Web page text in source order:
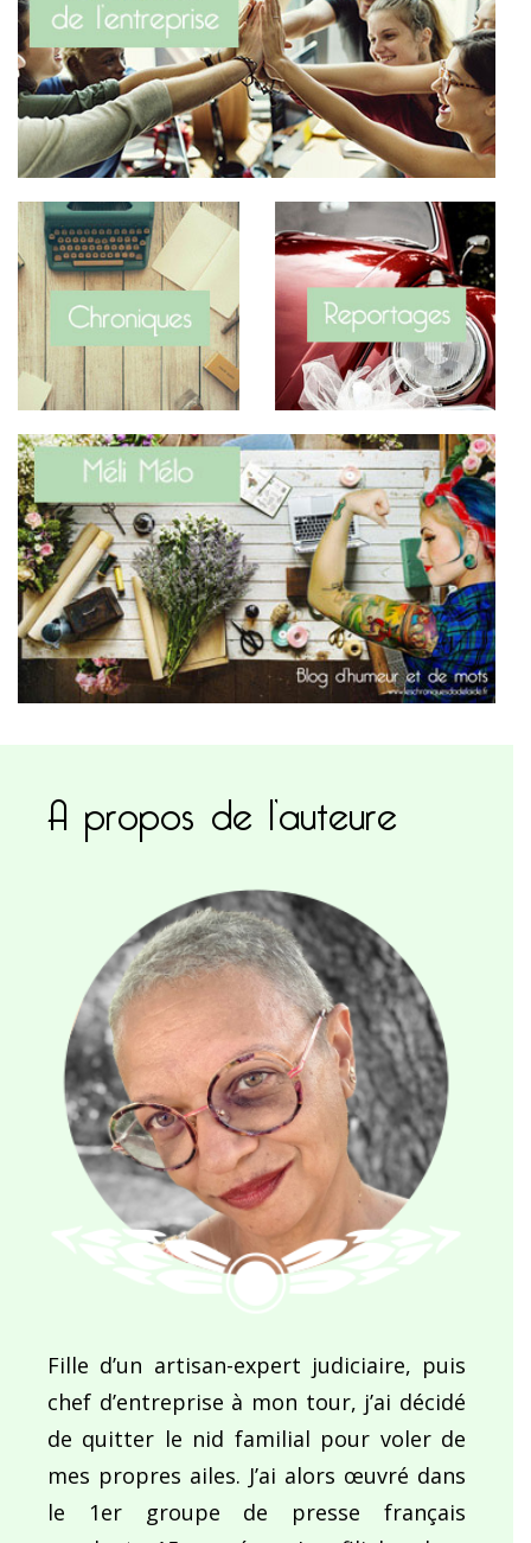
A propos de l’auteure
Fille d’un artisan-expert judiciaire, puis
chef d’entreprise à mon tour, j’ai décidé
de quitter le nid familial pour voler de
mes propres ailes. J’ai alors œuvré dans
le 1er groupe de presse français